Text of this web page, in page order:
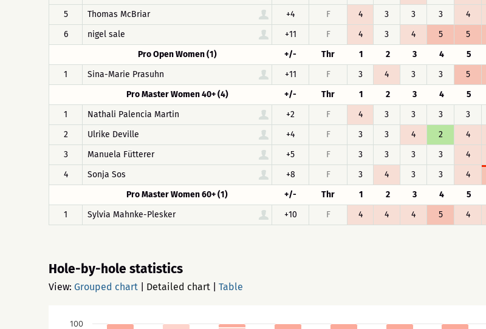
5
Thomas McBriar +4 F 4 3 3 3 4
6
nigel sale +11 F 4 3 4 5 5
Pro Open Women (1)
+/- Thr 1 2 3 4 5
1
Sina-Marie Prasuhn +11 F 3 4 3 3 5
Pro Master Women 40+ (4)
+/- Thr 1 2 3 4 5
1
Nathali Palencia Martin +2 F 4 3 3 3 3
2
Ulrike Deville +4 F 3 3 4 2 4
3
Manuela Fütterer +5 F 3 3 3 3 4
4
Sonja Sos +8 F 3 4 3 3 4
Pro Master Women 60+ (1)
+/- Thr 1 2 3 4 5
1
Sylvia Mahnke-Plesker +10 F 4 4 4 5 4
Hole-by-hole statistics
View: Grouped chart Detailed chart Table
100